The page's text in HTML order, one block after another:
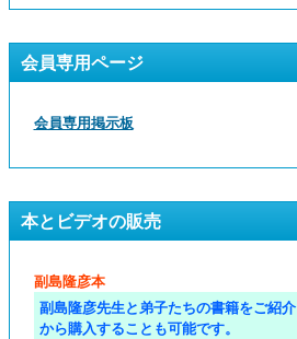
会員専用ページ
会員専用掲示板
本とビデオの販売
副島隆彦本
副島隆彦先生と弟子たちの書籍をご紹
から購入することも可能です。